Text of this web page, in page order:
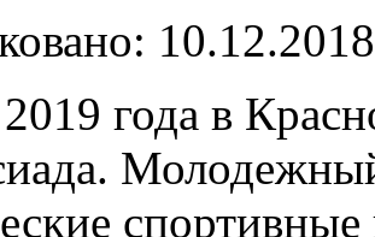
10.12.2018
года в